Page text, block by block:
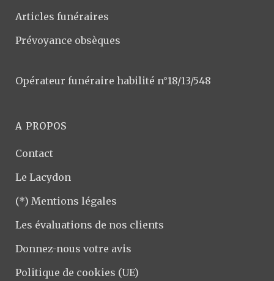
Articles funéraires
Prévoyance obsèques
Opérateur funéraire habilité n°18/13/548
A PROPOS
Contact
Le Lacydon
(*) Mentions légales
Les évaluations de nos clients
Donnez-nous votre avis
Politique de cookies (UE)